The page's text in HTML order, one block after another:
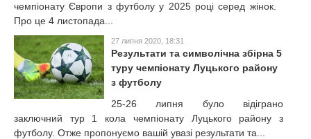
чемпіонату Європи з футболу у 2025 році серед жінок.
Про це 4 листопада...
27 липня 2020, 18:31
Результати та символічна збірна 5
туру чемпіонату Луцького району
з футболу
25-26 липня було відіграно
заключний тур 1 кола чемпіонату Луцького району з
футболу. Отже пропонуємо вашій увазі результати та...